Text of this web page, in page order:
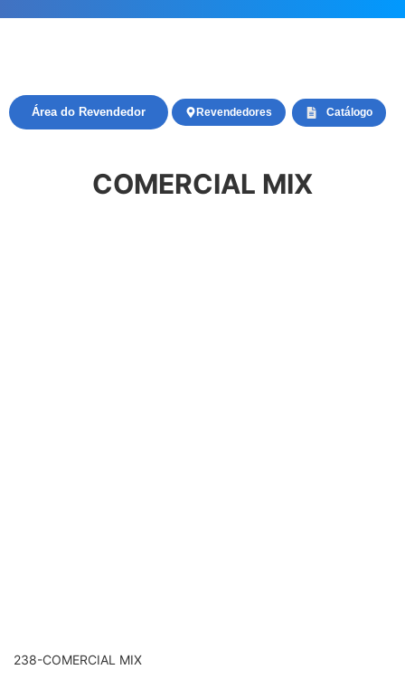
Catálogo
Revendedores
Área do Revendedor
COMERCIAL MIX
238-COMERCIAL MIX